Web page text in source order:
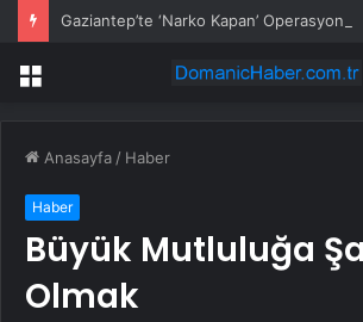
Menü
Anasayfa / Haber
Haber
Büyük Mutluluğa
Olmak